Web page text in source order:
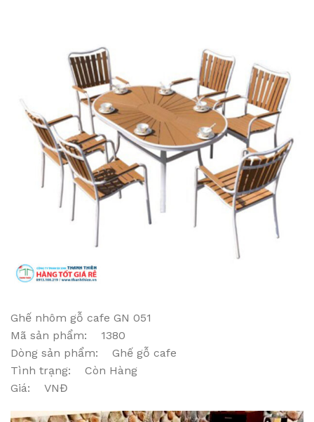
Ghế nhôm gỗ cafe GN 051
Mã sản phẩm: 1380
Dòng sản phẩm: Ghế gỗ cafe
Tình trạng: Còn Hàng
Giá: VNĐ